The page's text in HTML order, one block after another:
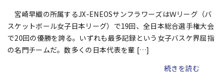
宮崎早織の所属するJX-ENEOSサンフラワーズはＷリーグ（バ
スケットボール女子日本リーグ）で19回、全日本総合選手権大会
で20回の優勝を誇る。いずれも最多記録という女子バスケ界屈指
の名門チームだ。数多くの日本代表を輩 […]
続きを読む